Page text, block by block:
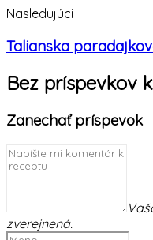
Nasledujúci
Talianska
Bez príspevkov
Zanechať príspevok
zverejnená.